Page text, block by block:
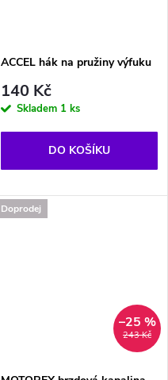
ACCEL hák na pružiny výfuku
140 Kč
Skladem 1 ks
DO KOŠÍKU
Doprodej
243 Kč
–25 %